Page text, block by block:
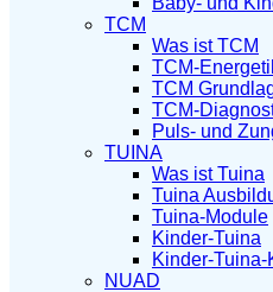
TCM
Was ist TCM
TCM-
TCM
TCM-
Puls- und
TUINA
Was ist Tuina
Tuina
Tuina-Module
Kinder-Tuina
Kinder-Tuina-
NUAD